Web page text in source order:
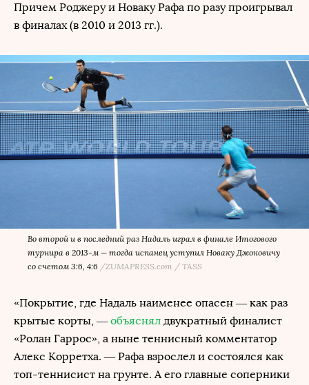
Причем Роджеру и Новаку Рафа по разу проигрывал
в финалах (в 2010 и 2013 гг.).
Во второй и в последний раз Надаль играл в финале Итогового
турнира в 2013-м — тогда испанец уступил Новаку Джоковичу
со счетом 3:6, 4:6 /ZUMAPRESS.com / TASS
«Покрытие, где Надаль наименее опасен — как раз
крытые корты, — объяснял двукратный финалист
«Ролан Гаррос», а ныне теннисный комментатор
Алекс Корретха. — Рафа взрослел и состоялся как
топ-теннисист на грунте. А его главные соперники